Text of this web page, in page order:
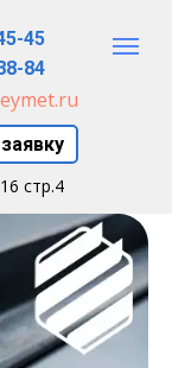
84
45
стр.4